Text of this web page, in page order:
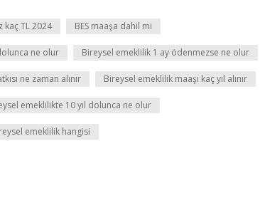
kaç TL 2024 BES maaşa dahil mi
ne olur Bireysel emeklilik 1 ay ödenmezse ne olur
ne zaman alınır Bireysel emeklilik maaşı kaç yıl alınır
emeklilikte 10 yıl dolunca ne olur
emeklilik hangisi